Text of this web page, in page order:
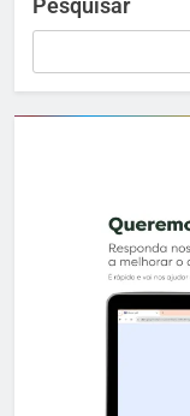
Pesquisar